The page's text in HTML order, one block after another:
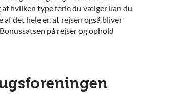
hvilken type ferie du vælger kan du
af det hele er, at rejsen også bliver
på rejser og ophold